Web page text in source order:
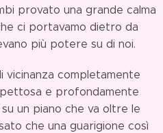
provato una grande calma
ci portavamo dietro da
più potere su di noi.
vicinanza completamente
e profondamente
un piano che va oltre le
che una guarigione così